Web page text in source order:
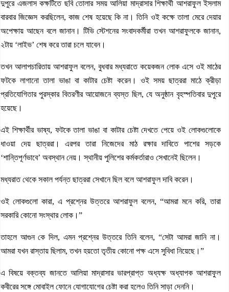
দুপুরে এজলাস কক্ষটিতে ছবি তোলার সময় আলিয়া মাদ্রাসার শিক্ষার্থী আশরাফুল ইসলাম
বারবার জিজ্ঞেস করছিলেন, কাজ শেষ হয়েছে কি না। তিনি ওই কক্ষে তালা মেরে দেয়ার
অপেক্ষায় আছেন বলে জানান। টিভি স্টেশনের সংবাদকর্মীরা তখন আশরাফুলকে জানান,
২টায় ‘লাইভ’ শেষ করে তারা চলে যাবেন।
তখন আলাপচারিতায় আশরাফুল বলেন, বুধবার মধ্যরাতে কয়েকজন লোক এসে ওই মাঠের
ফটকে লাগানো তালা ভাঙা বা কাটার চেষ্টা করেন। ওই সময় ছাত্ররা মাঠে ক্রীড়া
প্রতিযোগিতার পুরস্কার বিতরণীর আয়োজনে ব্যস্ত ছিল, যে অনুষ্ঠান বৃহস্পতিবার দুপুরে
হয়েছে।
এই শিক্ষার্থীর ভাষ্য, ফটকে তালা ভাঙা বা কাটার চেষ্টা দেখতে পেয়ে ওই লোকগুলোকে
ধাওয়া দেয় ছাত্ররা। এরপর তারা নিজেদের মাঠ রক্ষার দাবিতে পাশের সড়কে
‘শান্তিপূর্ণভাবে’ অবস্থান নেয়। স্থানীয় পুলিশের কর্মকর্তারাও সেখানেই ছিলেন।
মধ্যরাত থেকে সকাল পর্যন্ত ছাত্ররা সেখানে ছিল বলে আশরাফুল দাবি করেন।
ওই লোকগুলো কারা, এ প্রশ্নের উত্তরে আশরাফুল বলেন, “আমরা মনে করি, তারা
সরকারি কোনো সংস্থার লোক।”
তাহলে আগুন কে দিল, এমন প্রশ্নের উত্তরে তিনি বলেন, “সেটা আমরা জানি না।
আমরা যখন রাস্তায় ছিলাম, তখন হয়তো তৃতীয় কোনো পক্ষ এসে সুবিধা নিয়েছে।”
এ বিষয়ে বক্তব্য জানতে আলিয়া মাদ্রাসার ভারপ্রাপ্ত অধ্যক্ষ অধ্যাপক আশরাফুল
কবীরের সঙ্গে মোবাইল ফোনে যোগাযোগের চেষ্টা করা হলেও তিনি সাড়া দেননি।